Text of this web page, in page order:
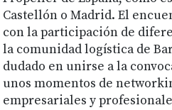
Castellón o Madrid. El
con la participación de
la comunidad logística de
dudado en unirse a la
unos momentos de
empresariales y